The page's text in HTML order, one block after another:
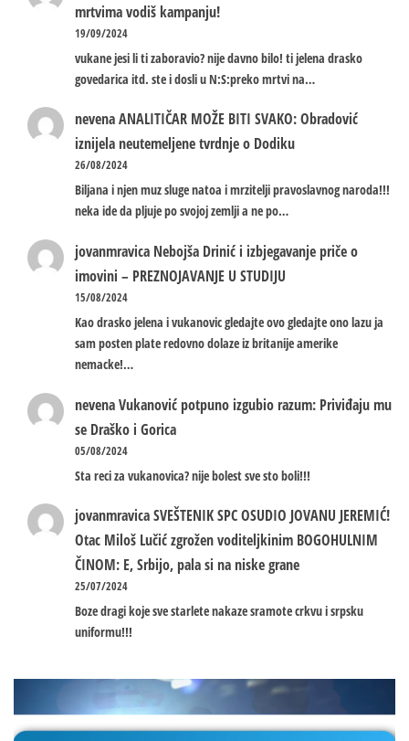
mrtvima vodiš kampanju!
19/09/2024
vukane jesi li ti zaboravio? nije davno bilo! ti jelena drasko
govedarica itd. ste i dosli u N:S:preko mrtvi na…
nevenaANALITIČAR MOŽE BITI SVAKO: Obradović
iznijela neutemeljene tvrdnje o Dodiku
26/08/2024
Biljana i njen muz sluge natoa i mrzitelji pravoslavnog naroda!!!
neka ide da pljuje po svojoj zemlji a ne po…
jovanmravica Nebojša Drinić i izbjegavanje priče o
imovini – PREZNOJAVANJE U STUDIJU
15/08/2024
Kao drasko jelena i vukanovic gledajte ovo gledajte ono lazu ja
sam posten plate redovno dolaze iz britanije amerike
nemacke!…
nevenaVukanović potpuno izgubio razum: Priviđaju mu
se Draško i Gorica
05/08/2024
Sta reci za vukanovica? nije bolest sve sto boli!!!
jovanmravicaSVEŠTENIK SPC OSUDIO JOVANU JEREMIĆ!
Otac Miloš Lučić zgrožen voditeljkinim BOGOHULNIM
ČINOM: E, Srbijo, pala si na niske grane
25/07/2024
Boze dragi koje sve starlete nakaze sramote crkvu i srpsku
uniformu!!!